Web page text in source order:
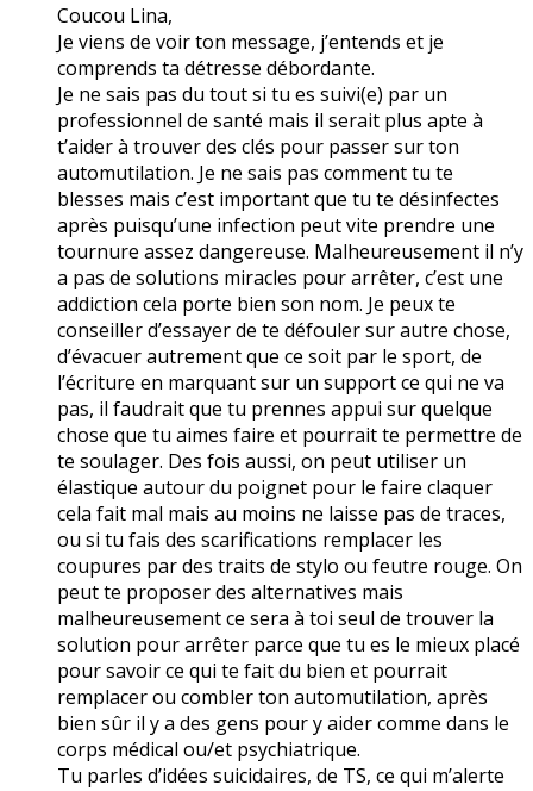
Coucou Lina,
Je viens de voir ton message, j’entends et je
comprends ta détresse débordante.
Je ne sais pas du tout si tu es suivi(e) par un
professionnel de santé mais il serait plus apte à
t’aider à trouver des clés pour passer sur ton
automutilation. Je ne sais pas comment tu te
blesses mais c’est important que tu te désinfectes
après puisqu’une infection peut vite prendre une
tournure assez dangereuse. Malheureusement il n’y
a pas de solutions miracles pour arrêter, c’est une
addiction cela porte bien son nom. Je peux te
conseiller d’essayer de te défouler sur autre chose,
d’évacuer autrement que ce soit par le sport, de
l’écriture en marquant sur un support ce qui ne va
pas, il faudrait que tu prennes appui sur quelque
chose que tu aimes faire et pourrait te permettre de
te soulager. Des fois aussi, on peut utiliser un
élastique autour du poignet pour le faire claquer
cela fait mal mais au moins ne laisse pas de traces,
ou si tu fais des scarifications remplacer les
coupures par des traits de stylo ou feutre rouge. On
peut te proposer des alternatives mais
malheureusement ce sera à toi seul de trouver la
solution pour arrêter parce que tu es le mieux placé
pour savoir ce qui te fait du bien et pourrait
remplacer ou combler ton automutilation, après
bien sûr il y a des gens pour y aider comme dans le
corps médical ou/et psychiatrique.
Tu parles d’idées suicidaires, de TS, ce qui m’alerte